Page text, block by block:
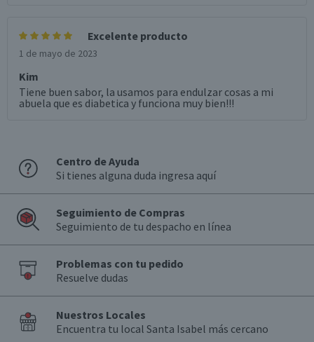
Excelente producto
1 de mayo de 2023
Kim
Tiene buen sabor, la usamos para endulzar cosas a mi
abuela que es diabetica y funciona muy bien!!!
Centro de Ayuda
Si tienes alguna duda ingresa aquí
Seguimiento de Compras
Seguimiento de tu despacho en línea
Problemas con tu pedido
Resuelve dudas
Nuestros Locales
Encuentra tu local Santa Isabel más cercano